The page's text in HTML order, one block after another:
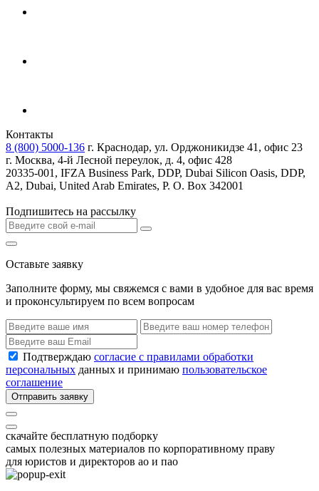
Контакты
8 (800) 5000-136 г. Краснодар, ул. Орджоникидзе 41, офис 23
г. Москва, 4-й Лесной переулок, д. 4, офис 428
20335-001, IFZA Business Park, DDP, Dubai Silicon Oasis, DDP,
A2, Dubai, United Arab Emirates, P. O. Box 342001
Подпишитесь на рассылку
Оставьте заявку
Заполните форму, мы свяжемся с вами в удобное для вас время
и проконсультируем по всем вопросам
Подтверждаю согласие с правилами обработки
персональных данных и принимаю пользовательское
соглашение
Отправить заявку
скачайте бесплатную подборку
самых полезных материалов по корпоративному праву
для юристов и директоров ао и пао